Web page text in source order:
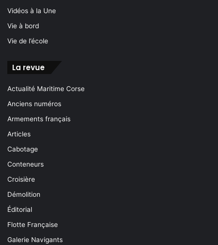
Vidéos à la Une
Vie à bord
Vie de l’école
La revue
Actualité Maritime Corse
Anciens numéros
Armements français
Articles
Cabotage
Conteneurs
Croisière
Démolition
Éditorial
Flotte Française
Galerie Navigants